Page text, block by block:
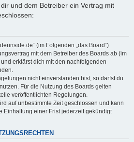
und dem Betreiber ein Vertrag mit
(im Folgenden „das Board“)
mit dem Betreiber des Boards ab (im
und erklärst dich mit den nachfolgenden
nicht einverstanden bist, so darfst du
Für die Nutzung des Boards gelten
veröffentlichten Regelungen.
auf unbestimmte Zeit geschlossen und kann
Einhaltung einer Frist jederzeit gekündigt